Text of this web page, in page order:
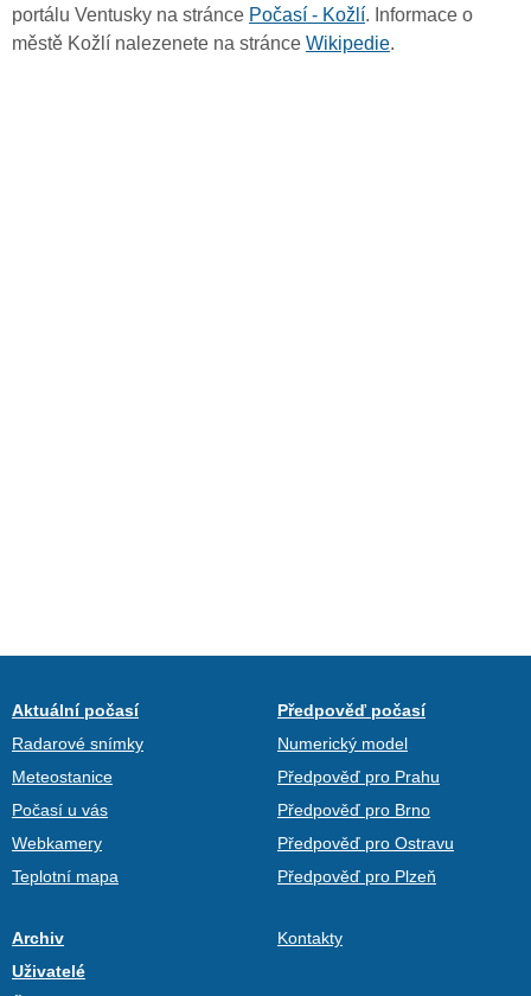
portálu Ventusky na stránce Počasí - Kožlí. Informace o
městě Kožlí nalezenete na stránce Wikipedie.
Aktuální počasí
Radarové snímky
Meteostanice
Počasí u vás
Webkamery
Teplotní mapa
Předpověď počasí
Numerický model
Předpověď pro Prahu
Předpověď pro Brno
Předpověď pro Ostravu
Předpověď pro Plzeň
Archiv
Uživatelé
Kontakty